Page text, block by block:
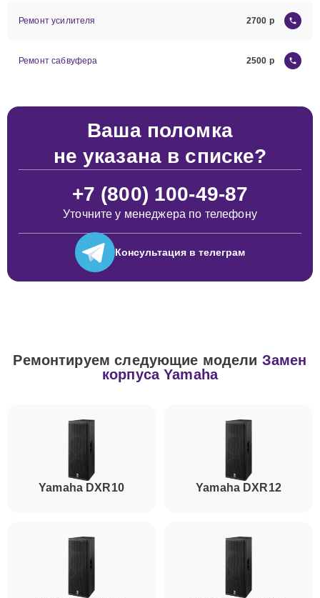
Ремонт усилителя 2700
Ремонт сабвуфера 2500
Ваша поломка
не указана в списке?
+7 (800) 100-49-87
Уточните у менеджера по телефону
Консультация в телеграм
Ремонтируем следующие модели Замен
корпуса Yamaha
Yamaha DXR10 Yamaha DXR12